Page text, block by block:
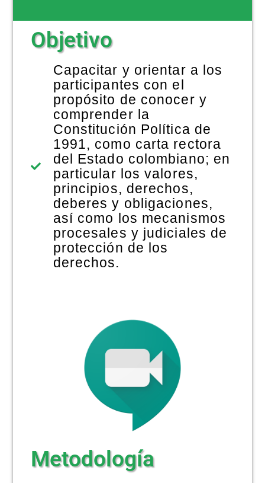
Objetivo
Capacitar y orientar a los
participantes con el
propósito de conocer y
comprender la
Constitución Política de
1991, como carta rectora
del Estado colombiano; en
particular los valores,
principios, derechos,
deberes y obligaciones,
así como los mecanismos
procesales y judiciales de
protección de los
derechos.
Metodología